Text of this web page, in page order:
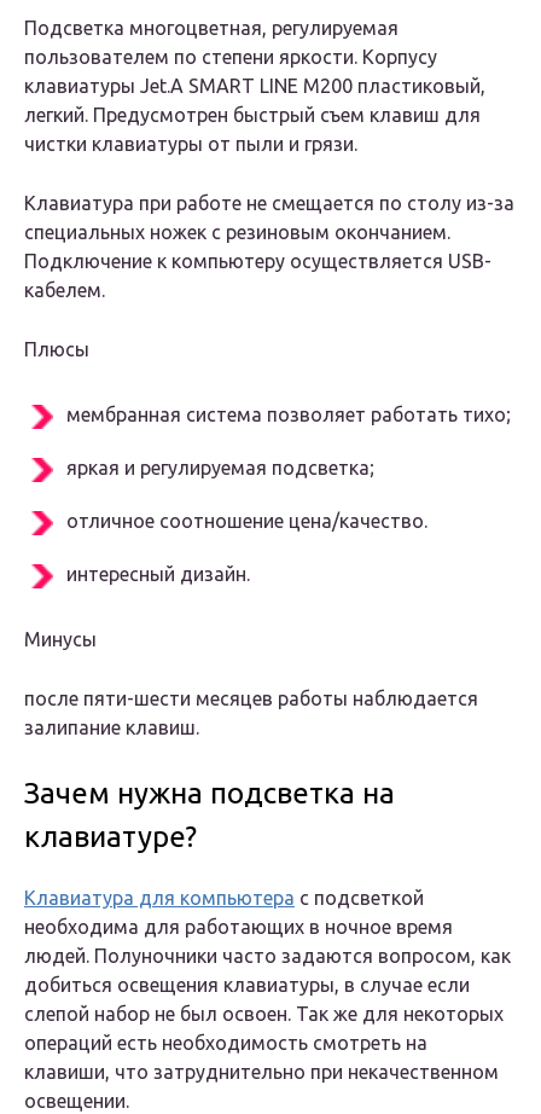
Подсветка многоцветная, регулируемая
пользователем по степени яркости. Корпусу
клавиатуры Jet.A SMART LINE M200 пластиковый,
легкий. Предусмотрен быстрый съем клавиш для
чистки клавиатуры от пыли и грязи.
Клавиатура при работе не смещается по столу из-за
специальных ножек с резиновым окончанием.
Подключение к компьютеру осуществляется USB-
кабелем.
Плюсы
мембранная система позволяет работать тихо;
яркая и регулируемая подсветка;
отличное соотношение цена/качество.
интересный дизайн.
Минусы
после пяти-шести месяцев работы наблюдается
залипание клавиш.
Зачем нужна подсветка на
клавиатуре?
Клавиатура для компьютера с подсветкой
необходима для работающих в ночное время
людей. Полуночники часто задаются вопросом, как
добиться освещения клавиатуры, в случае если
слепой набор не был освоен. Так же для некоторых
операций есть необходимость смотреть на
клавиши, что затруднительно при некачественном
освещении.